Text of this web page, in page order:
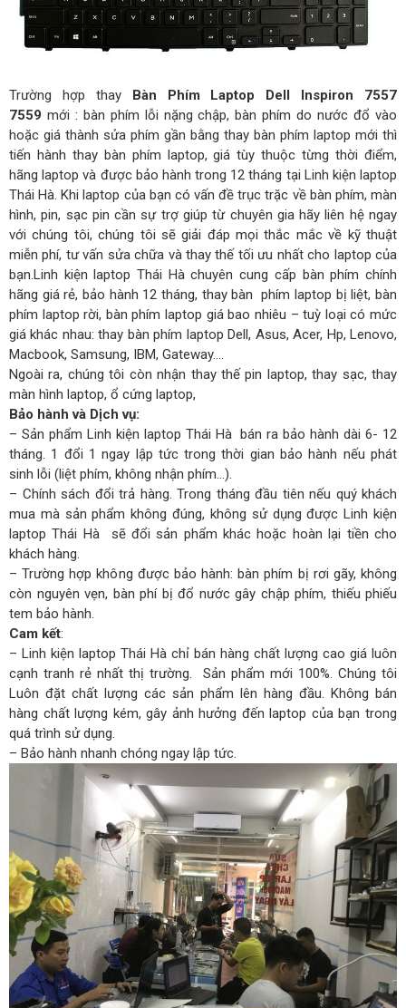
Trường hợp thay Bàn Phím Laptop Dell Inspiron 7557
7559 mới : bàn phím lỗi nặng chập, bàn phím do nước đổ vào
hoặc giá thành sửa phím gần bằng thay bàn phím laptop mới thì
tiến hành thay bàn phím laptop, giá tùy thuộc từng thời điểm,
hãng laptop và được bảo hành trong 12 tháng tại Linh kiện laptop
Thái Hà. Khi laptop của bạn có vấn đề trục trặc về bàn phím, màn
hình, pin, sạc pin cần sự trợ giúp từ chuyên gia hãy liên hệ ngay
với chúng tôi, chúng tôi sẽ giải đáp mọi thắc mắc về kỹ thuật
miễn phí, tư vấn sửa chữa và thay thế tối ưu nhất cho laptop của
bạn.Linh kiện laptop Thái Hà chuyên cung cấp bàn phím chính
hãng giá rẻ, bảo hành 12 tháng, thay bàn phím laptop bị liệt, bàn
phím laptop rời, bàn phím laptop giá bao nhiêu – tuỳ loại có mức
giá khác nhau: thay bàn phím laptop Dell, Asus, Acer, Hp, Lenovo,
Macbook, Samsung, IBM, Gateway….
Ngoài ra, chúng tôi còn nhận thay thế pin laptop, thay sạc, thay
màn hình laptop, ổ cứng laptop,
Bảo hành và Dịch vụ:
– Sản phẩm Linh kiện laptop Thái Hà bán ra bảo hành dài 6- 12
tháng. 1 đổi 1 ngay lập tức trong thời gian bảo hành nếu phát
sinh lỗi (liệt phím, không nhận phím…).
– Chính sách đổi trả hàng. Trong tháng đầu tiên nếu quý khách
mua mà sản phẩm không đúng, không sử dụng được Linh kiện
laptop Thái Hà sẽ đổi sản phẩm khác hoặc hoàn lại tiền cho
khách hàng.
– Trường hợp không được bảo hành: bàn phím bị rơi gãy, không
còn nguyên vẹn, bàn phí bị đổ nước gây chập phím, thiếu phiếu
tem bảo hành.
Cam kết:
– Linh kiện laptop Thái Hà chỉ bán hàng chất lượng cao giá luôn
cạnh tranh rẻ nhất thị trường. Sản phẩm mới 100%. Chúng tôi
Luôn đặt chất lượng các sản phẩm lên hàng đầu. Không bán
hàng chất lượng kém, gây ảnh hưởng đến laptop của bạn trong
quá trình sử dụng.
– Bảo hành nhanh chóng ngay lập tức.